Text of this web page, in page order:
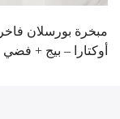
مبخرة بورسلان
أوكتارا – بيج + فضي